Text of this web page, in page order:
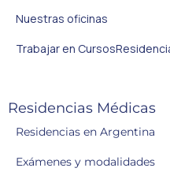
Nuestras oficinas
Trabajar en
Residencias Médicas
Residencias en Argentina
Exámenes y modalidades